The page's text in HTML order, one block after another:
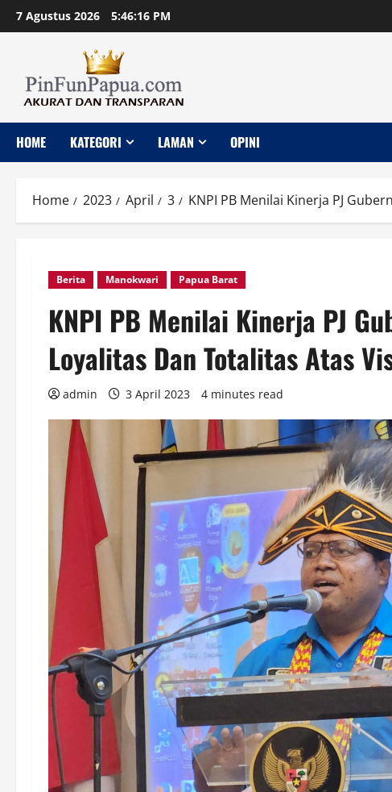
Skip
to
7 Agustus 2026 5:46:18 PM
HOME KATEGORI LAMAN OPINI
Home 2023 April 3 KNPI PB Menilai Kinerja PJ
Berita Manokwari Papua Barat
KNPI PB Menilai Kinerja PJ
Loyalitas Dan Totalitas Atas
admin 3 April 2023 4 minutes read